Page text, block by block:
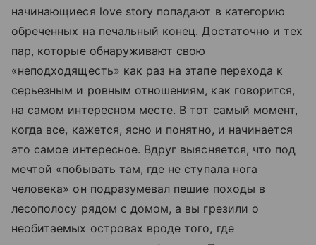
начинающиеся love story попадают в категорию
обреченных на печальный конец. Достаточно и тех
пар, которые обнаруживают свою
«неподходящесть» как раз на этапе перехода к
серьезным и ровным отношениям, как говорится,
на самом интересном месте. В тот самый момент,
когда все, кажется, ясно и понятно, и начинается
это самое интересное. Вдруг выясняется, что под
мечтой «побывать там, где не ступала нога
человека» он подразумевал пешие походы в
лесополосу рядом с домом, а вы грезили о
необитаемых островах вроде того, где